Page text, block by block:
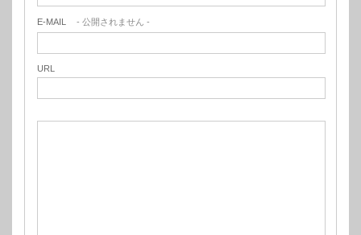
E-MAIL - 公開されません -
URL